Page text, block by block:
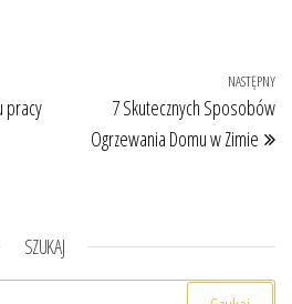
pracy
NASTĘPNY
7 Skutecznych Sposobów
Ogrzewania Domu w Zimie
SZUKAJ